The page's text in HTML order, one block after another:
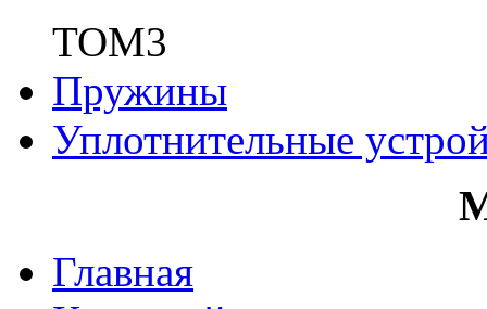
ТОМ3
Пружины
Уплотнительные
Главная